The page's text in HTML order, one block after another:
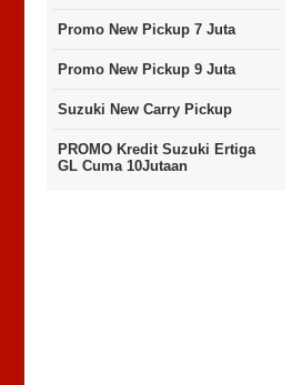
Promo New Pickup 7 Juta
Promo New Pickup 9 Juta
Suzuki New Carry Pickup
PROMO Kredit Suzuki Ertiga
GL Cuma 10Jutaan